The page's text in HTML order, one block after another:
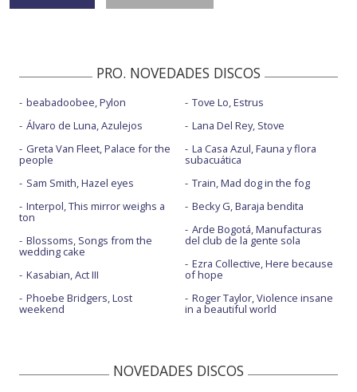
PRO. NOVEDADES DISCOS
beabadoobee, Pylon
Álvaro de Luna, Azulejos
Greta Van Fleet, Palace for the
people
Sam Smith, Hazel eyes
Interpol, This mirror weighs a
ton
Blossoms, Songs from the
wedding cake
Kasabian, Act III
Phoebe Bridgers, Lost
weekend
Tove Lo, Estrus
Lana Del Rey, Stove
La Casa Azul, Fauna y flora
subacuática
Train, Mad dog in the fog
Becky G, Baraja bendita
Arde Bogotá, Manufacturas
del club de la gente sola
Ezra Collective, Here because
of hope
Roger Taylor, Violence insane
in a beautiful world
NOVEDADES DISCOS